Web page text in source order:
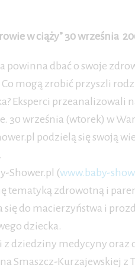
w ciąży” 30 września
powinna dbać o swoje
Co mogą zrobić przyszli
Eksperci przeanalizowali
30 września (wtorek) w
podzielą się swoją
Shower.pl (www.baby-
tematyką zdrowotną i
do macierzyństwa i
dziecka.
z dziedziny medycyny
Smaszcz-Kurzajewskiej z